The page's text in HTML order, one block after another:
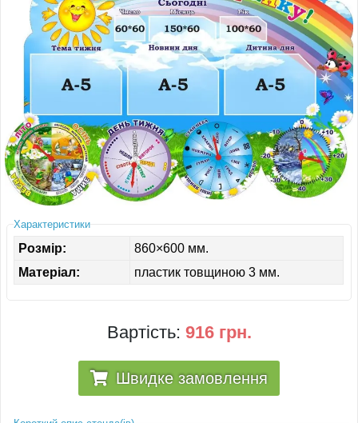
СТЕНДИ ДЛЯ ШКОЛИ
Характеристики
Розмір:
860×600 мм.
Матеріал:
пластик товщиною 3 мм.
Вартість: 916 грн.
Швидке замовлення